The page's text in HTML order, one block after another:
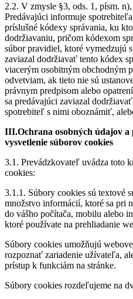
2.2. V zmysle §3, ods. 1, písm.
Predávajúci informuje
príslušné kódexy správania, ku
dodržiavaniu, pričom kódexom
súbor pravidiel, ktoré vymedzujú
zaviazal dodržiavať tento kódex
viacerým osobitným obchodným
odvetviam, ak tieto nie sú
právnym predpisom alebo
sa predávajúci zaviazal
spotrebiteľ s nimi oboznámiť,
III.Ochrana osobných údajov a
vysvetlenie súborov cookies
3.1. Prevádzkovateľ uvádza toto
cookies:
3.1.1. Súbory cookies sú textové
množstvo informácií, ktoré sa pri
do vášho počítača, mobilu alebo
ktoré používate na prehliadanie
Súbory cookies umožňujú
rozpoznať zariadenie užívateľa,
prístup k funkciám na stránke.
Súbory cookies rozdeľujeme na